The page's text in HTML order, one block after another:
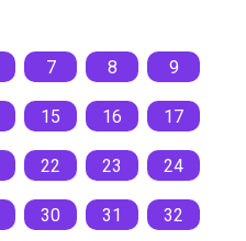
7 8 9
15 16 17
22 23 24
30 31 32